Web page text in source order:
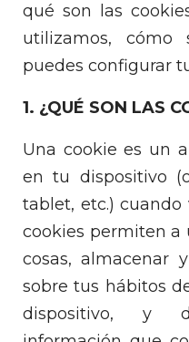
qué son las
utilizamos,
puedes configurar
1. ¿QUÉ SON LAS
Una cookie es un
en tu dispositivo
tablet, etc.) cuando
cookies permiten a
cosas, almacenar
sobre tus hábitos
dispositivo, y